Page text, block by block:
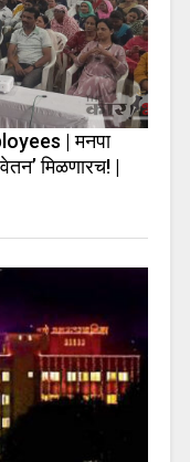
| मनपा
मिळणारच! |